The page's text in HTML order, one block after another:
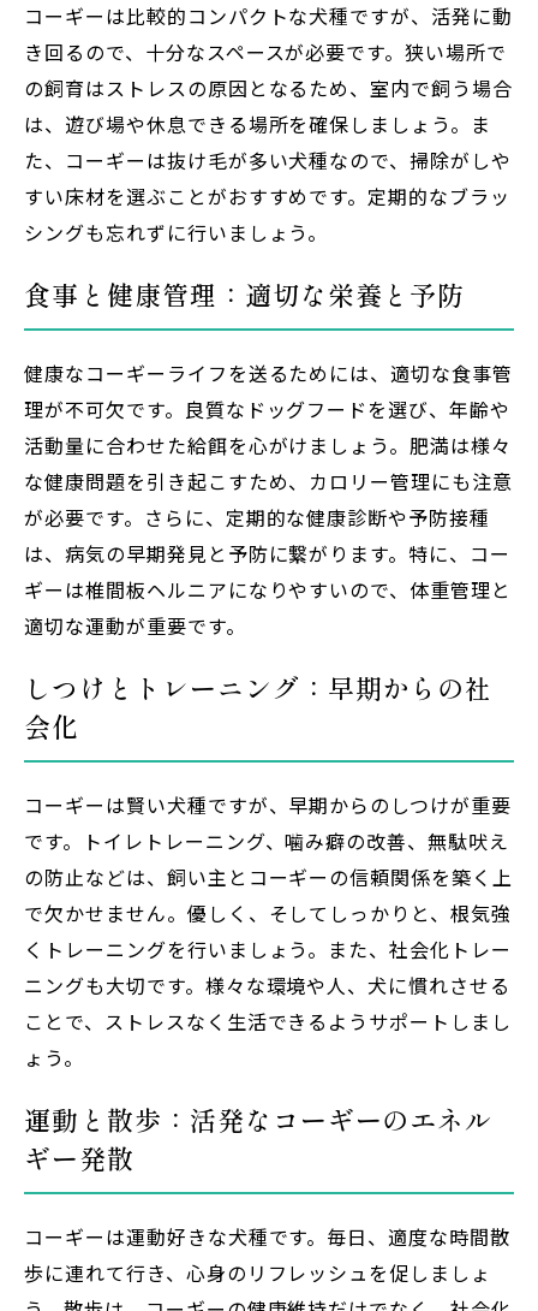
コーギーは比較的コンパクトな犬種ですが、活発に動
き回るので、十分なスペースが必要です。狭い場所で
の飼育はストレスの原因となるため、室内で飼う場合
は、遊び場や休息できる場所を確保しましょう。ま
た、コーギーは抜け毛が多い犬種なので、掃除がしや
すい床材を選ぶことがおすすめです。定期的なブラッ
シングも忘れずに行いましょう。
食事と健康管理：適切な栄養と予防
健康なコーギーライフを送るためには、適切な食事管
理が不可欠です。良質なドッグフードを選び、年齢や
活動量に合わせた給餌を心がけましょう。肥満は様々
な健康問題を引き起こすため、カロリー管理にも注意
が必要です。さらに、定期的な健康診断や予防接種
は、病気の早期発見と予防に繋がります。特に、コー
ギーは椎間板ヘルニアになりやすいので、体重管理と
適切な運動が重要です。
しつけとトレーニング：早期からの社
会化
コーギーは賢い犬種ですが、早期からのしつけが重要
です。トイレトレーニング、噛み癖の改善、無駄吠え
の防止などは、飼い主とコーギーの信頼関係を築く上
で欠かせません。優しく、そしてしっかりと、根気強
くトレーニングを行いましょう。また、社会化トレー
ニングも大切です。様々な環境や人、犬に慣れさせる
ことで、ストレスなく生活できるようサポートしまし
ょう。
運動と散歩：活発なコーギーのエネル
ギー発散
コーギーは運動好きな犬種です。毎日、適度な時間散
歩に連れて行き、心身のリフレッシュを促しましょ